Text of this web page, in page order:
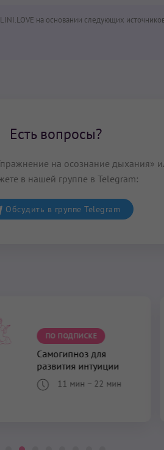
на основании следующих
Есть вопросы?
на осознание дыхания»
в нашей группе в Telegram:
Обсудить в группе Telegram
ПО ПОДПИСКЕ
Самогипноз для
развития интуиции
11 мин – 22 мин